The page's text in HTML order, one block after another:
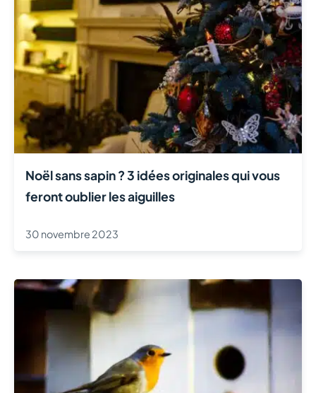
Noël sans sapin ? 3 idées originales qui vous
feront oublier les aiguilles
30 novembre 2023